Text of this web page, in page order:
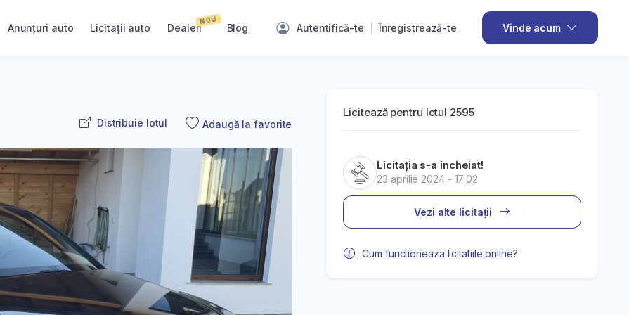
Anunțuri auto Licitații auto Dealeri
NOU
Blog Autentifică-te Înregistrează-te Vinde acum
Distribuie lotul Adaugă la favorite
Licitează pentru lotul 2595
Licitația s-a încheiat!
23 aprilie 2024 - 17:02
Vezi alte licitații
Cum functioneaza licitatiile online?